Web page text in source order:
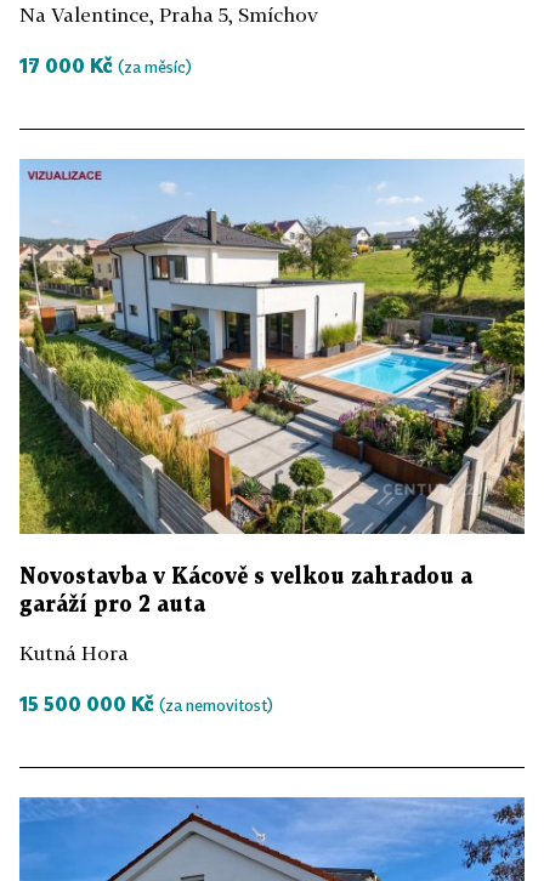
Na Valentince, Praha 5, Smíchov
17 000 Kč (za měsíc)
Novostavba v Kácově s velkou zahradou a
garáží pro 2 auta
Kutná Hora
15 500 000 Kč (za nemovitost)